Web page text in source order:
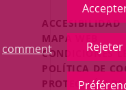
comment
Menú
Legal
Footer
ACCESIBILIDAD
MAPA WEB
CONDICIONES
POLÍTICA DE
PROTECCIÓN